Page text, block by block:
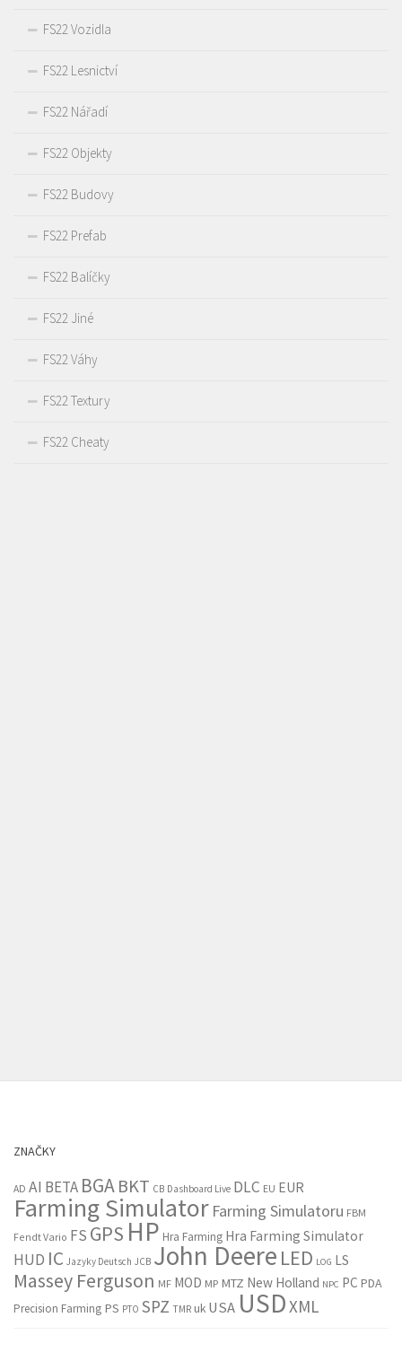
FS22 Vozidla
FS22 Lesnictví
FS22 Nářadí
FS22 Objekty
FS22 Budovy
FS22 Prefab
FS22 Balíčky
FS22 Jiné
FS22 Váhy
FS22 Textury
FS22 Cheaty
ZNAČKY
AD AI BETA BGABKT CB Dashboard Live DLC EU EUR
Farming Simulator Farming Simulatoru FBM
Fendt Vario FS GPS HP Hra Farming Hra Farming Simulator
HUD IC Jazyky Deutsch JCB John Deere LED LOG LS
Massey Ferguson MF MOD MP MTZ New Holland NPC PC PDA
Precision Farming PS PTO SPZ TMR uk USA USDXML